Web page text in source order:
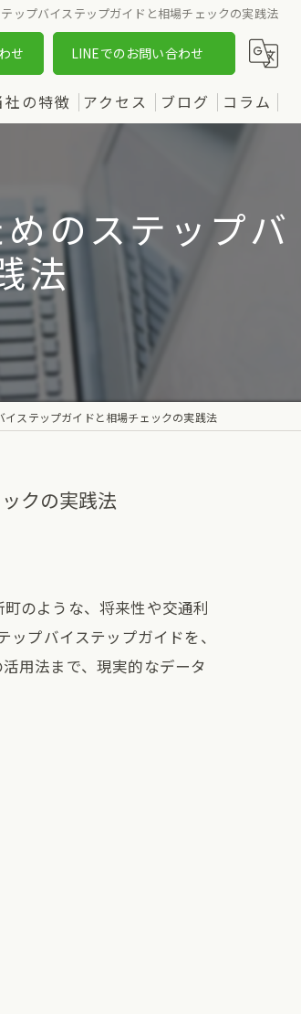
ップバイステップガイドと相場チェックの実践法
せ LINEでのお問い合わせ
社の特徴
土地
新築
中古
アクセス ブログ コラム
のステップバ
法
ステップガイドと相場チェックの実践法
クの実践法
のような、将来性や交通利
プバイステップガイドを、
用法まで、現実的なデータ